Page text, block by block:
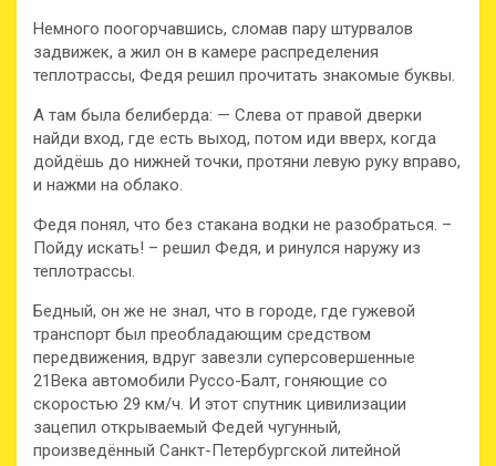
Немного поогорчавшись, сломав пару штурвалов
задвижек, а жил он в камере распределения
теплотрассы, Федя решил прочитать знакомые буквы.
А там была белиберда: — Слева от правой дверки
найди вход, где есть выход, потом иди вверх, когда
дойдёшь до нижней точки, протяни левую руку вправо,
и нажми на облако.
Федя понял, что без стакана водки не разобраться. –
Пойду искать! – решил Федя, и ринулся наружу из
теплотрассы.
Бедный, он же не знал, что в городе, где гужевой
транспорт был преобладающим средством
передвижения, вдруг завезли суперсовершенные
21Века автомобили Руссо-Балт, гоняющие со
скоростью 29 км/ч. И этот спутник цивилизации
зацепил открываемый Федей чугунный,
произведённый Санкт-Петербургской литейной